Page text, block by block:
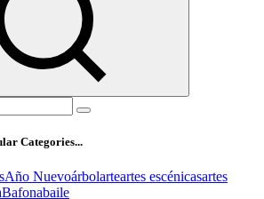
Categories...
Año Nuevoárbolarteartes escénicasartes
Bafonabaile